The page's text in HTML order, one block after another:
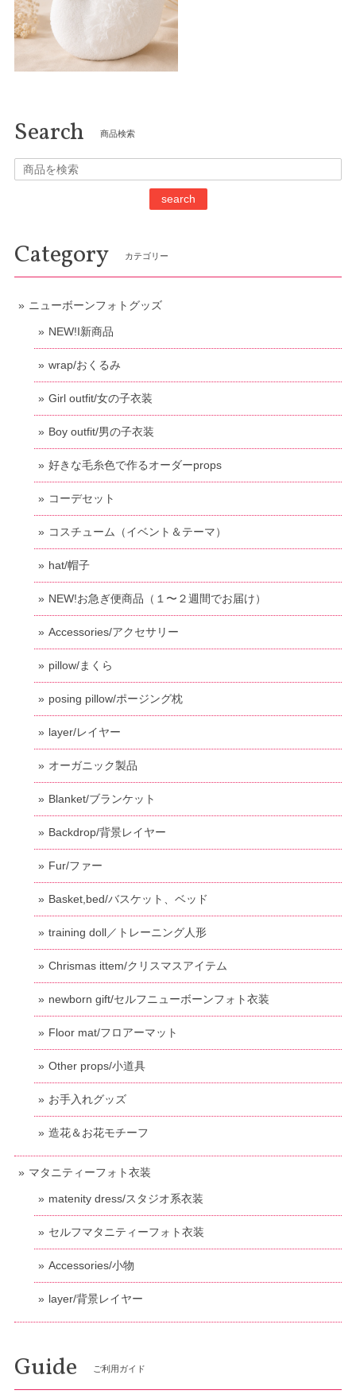
Search 商品検索
search
Category カテゴリー
ニューボーンフォトグッズ
NEW!I新商品
wrap/おくるみ
Girl outfit/女の子衣装
Boy outfit/男の子衣装
好きな毛糸色で作るオーダーprops
コーデセット
コスチューム（イベント＆テーマ）
hat/帽子
NEW!お急ぎ便商品（１〜２週間でお届け）
Accessories/アクセサリー
pillow/まくら
posing pillow/ポージング枕
layer/レイヤー
オーガニック製品
Blanket/ブランケット
Backdrop/背景レイヤー
Fur/ファー
Basket,bed/バスケット、ベッド
training doll／トレーニング人形
Chrismas ittem/クリスマスアイテム
newborn gift/セルフニューボーンフォト衣装
Floor mat/フロアーマット
Other props/小道具
お手入れグッズ
造花＆お花モチーフ
マタニティーフォト衣装
matenity dress/スタジオ系衣装
セルフマタニティーフォト衣装
Accessories/小物
layer/背景レイヤー
Guide ご利用ガイド